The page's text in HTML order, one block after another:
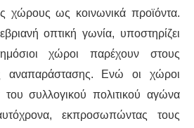
χώρους ως κοινωνικά προϊόντα.
οπτική γωνία, υποστηρίζει
χώροι παρέχουν στους
αναπαράστασης. Ενώ οι χώροι
του συλλογικού πολιτικού αγώνα
εκπροσωπώντας τους